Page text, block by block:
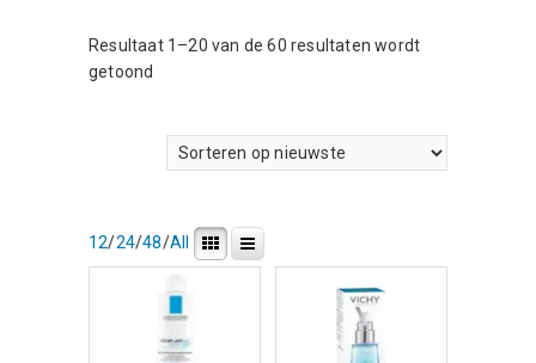
Resultaat 1–20 van de 60 resultaten wordt
getoond
12/24/48/All